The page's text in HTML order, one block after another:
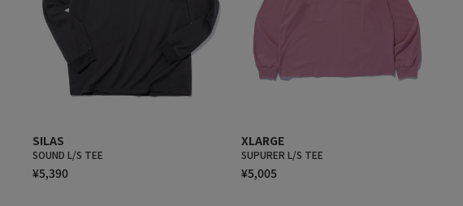
SILAS
SOUND L/S TEE
¥5,390
XLARGE
SUPURER L/S TEE
¥5,005